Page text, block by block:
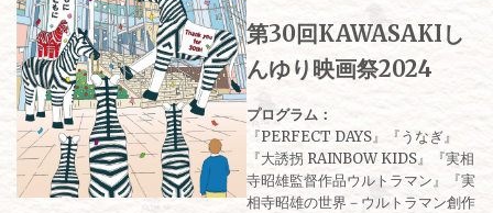
第30回KAWASAKIし
んゆり映画祭2024
プログラム：
『PERFECT DAYS』『うなぎ』
『大誘拐 RAINBOW KIDS』『実相
寺昭雄監督作品ウルトラマン』『実
相寺昭雄の世界－ウルトラマン創作